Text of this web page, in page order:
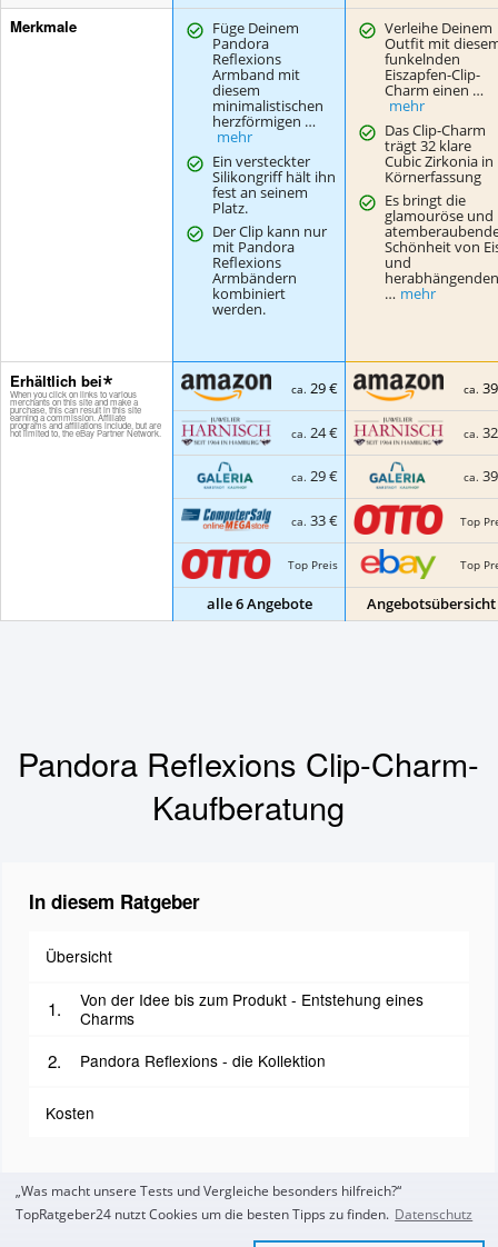
Merkmale
Füge Deinem
Pandora
Reflexions
Armband mit
diesem
minimalistischen
herzförmigen …
mehr
Ein versteckter
Silikongriff hält ihn
fest an seinem
Platz.
Der Clip kann nur
mit Pandora
Reflexions
Armbändern
kombiniert
werden.
Verleihe Deinem
Outfit mit
funkelnden
Eiszapfen-Clip-
Charm einen …
mehr
Das Clip-Charm
trägt 32 klare
Cubic Zirkonia in
Körnerfassung
Es bringt die
glamouröse und
Schönheit von
und
herabhängenden
… mehr
Erhältlich bei ca.29 €
ca. 24 €
ca.29 €
ca.33 €
Top Preis
alle 6 Angebote
ca.
ca.
ca.
Top
Top
Angebotsübersicht
Pandora Reflexions Clip-Charm-
Kaufberatung
In diesem Ratgeber
Übersicht
Von der Idee bis zum Produkt - Entstehung eines
Charms
Pandora Reflexions - die Kollektion
Kosten
„Was macht unsere Tests und Vergleiche besonders hilfreich?“
TopRatgeber24 nutzt Cookies um die besten Tipps zu finden. Datenschutz